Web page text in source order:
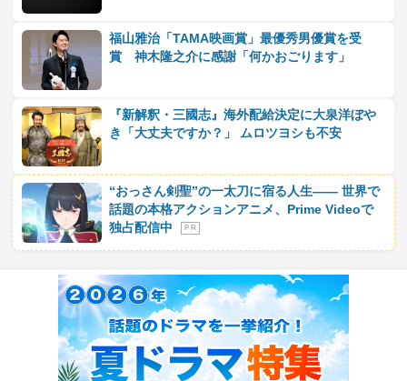
福山雅治「TAMA映画賞」最優秀男優賞を受
賞 神木隆之介に感謝「何かおごります」
『新解釈・三國志』海外配給決定に大泉洋ぼや
き「大丈夫ですか？」 ムロツヨシも不安
“おっさん剣聖”の一太刀に宿る人生―― 世界で
話題の本格アクションアニメ、Prime Videoで
独占配信中
P R